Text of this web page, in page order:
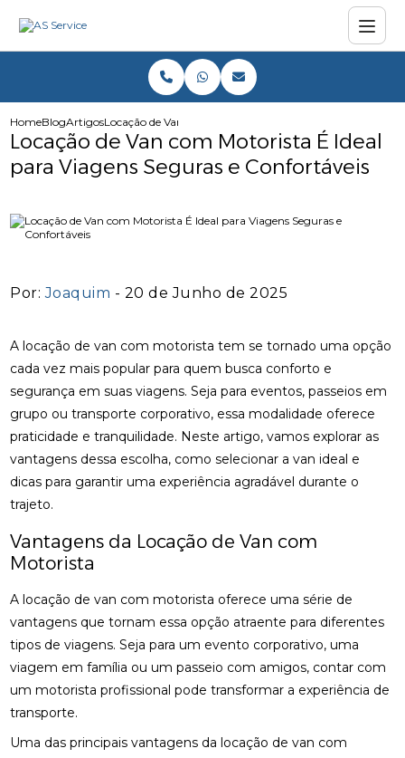
HomeBlogArtigosLocação de Van com Motorista É Ideal para Viagens
Locação de Van com Motorista É Ideal
para Viagens Seguras e Confortáveis
Por:Joaquim - 20 de Junho de 2025
A locação de van com motorista tem se tornado uma opção
cada vez mais popular para quem busca conforto e
segurança em suas viagens. Seja para eventos, passeios em
grupo ou transporte corporativo, essa modalidade oferece
praticidade e tranquilidade. Neste artigo, vamos explorar as
vantagens dessa escolha, como selecionar a van ideal e
dicas para garantir uma experiência agradável durante o
trajeto.
Vantagens da Locação de Van com
Motorista
A locação de van com motorista oferece uma série de
vantagens que tornam essa opção atraente para diferentes
tipos de viagens. Seja para um evento corporativo, uma
viagem em família ou um passeio com amigos, contar com
um motorista profissional pode transformar a experiência de
transporte.
Uma das principais vantagens da locação de van com